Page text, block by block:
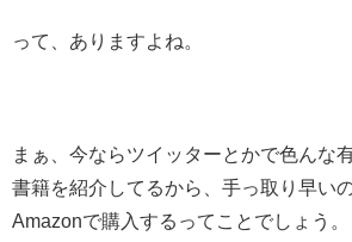
って、ありますよね。
まぁ、今ならツイッターとかで色んな
書籍を紹介してるから、手っ取り早い
Amazonで購入するってことでしょう。